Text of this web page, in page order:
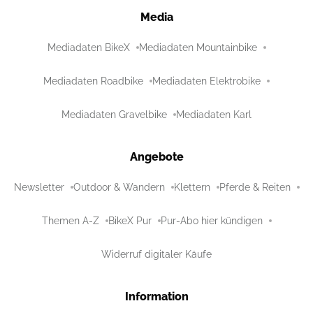
Media
Mediadaten BikeX Mediadaten Mountainbike
Mediadaten Roadbike Mediadaten Elektrobike
Mediadaten Gravelbike Mediadaten Karl
Angebote
Newsletter Outdoor & Wandern Klettern Pferde & Reiten
Themen A-Z BikeX Pur Pur-Abo hier kündigen
Widerruf digitaler Käufe
Information